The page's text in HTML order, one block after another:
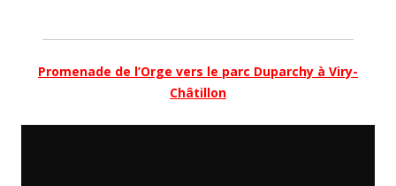
Promenade de l’Orge vers le parc Duparchy à Viry-
Châtillon